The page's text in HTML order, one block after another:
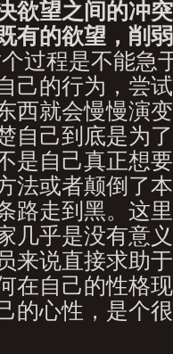
欲望之间的冲
有的欲望，削
过程是不能急
己的行为，尝
西就会慢慢演
自己到底是为
是自己真正想
法或者颠倒了
路走到黑。这
几乎是没有意
来说直接求助
在自己的性格
的心性，是个